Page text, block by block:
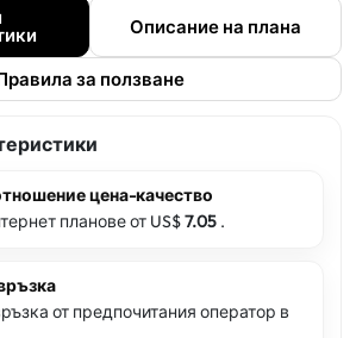
Описание на плана
за ползване
цена-качество
планове от US$7.05 .
от предпочитания оператор в